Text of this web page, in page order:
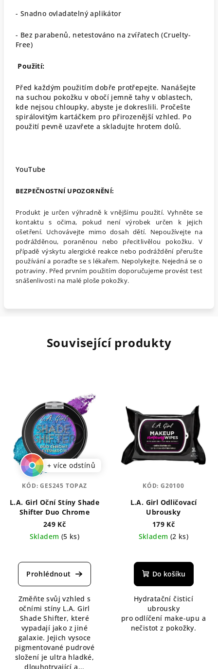
- Snadno ovladatelný aplikátor
- Bez parabenů, netestováno na zvířatech (Cruelty-
Free)
Použití:
Před každým použitím dobře protřepejte. Nanášejte
na suchou pokožku v obočí jemně tahy v oblastech,
kde nejsou chloupky, abyste je dokreslili. Pročešte
spirálovitým kartáčkem pro přirozenější vzhled. Po
použití pevně uzavřete a skladujte hrotem dolů.
YouTube
BEZPEČNOSTNÍ UPOZORNĚNÍ:
Produkt je určen výhradně k vnějšímu použití. Vyhněte se
kontaktu s očima, pokud není výrobek určen k jejich
ošetření. Uchovávejte mimo dosah dětí. Nepoužívejte na
podrážděnou, poraněnou nebo přecitlivělou pokožku. V
případě výskytu alergické reakce nebo podráždění přerušte
používání a poraďte se s lékařem. Nepolykejte. Nejedná se o
potraviny. Před prvním použitím doporučujeme provést test
snášenlivosti na malé ploše pokožky.
Související produkty
+ více odstínů
L.A. Girl Oční Stíny Shade
Shifter Duo Chrome
249 Kč
Skladem (5 ks)
hodnocení
produktu
z
5
hvězdiček.
Změňte svůj vzhled s
očními stíny L.A. Girl
Shade Shifter, které
vypadají jako z jiné
galaxie. Jejich vysoce
pigmentované pudrové
složení je ultra hladké,
dlouhotrvající a...
KÓD:GES245 TOPAZ
L.A. Girl Odličovací
Ubrousky
179 Kč
Skladem (2 ks)
Do košíku
Hydratační čisticí
ubrousky
pro odlíčení make-upu a
nečistot z pokožky.
KÓD:G20100